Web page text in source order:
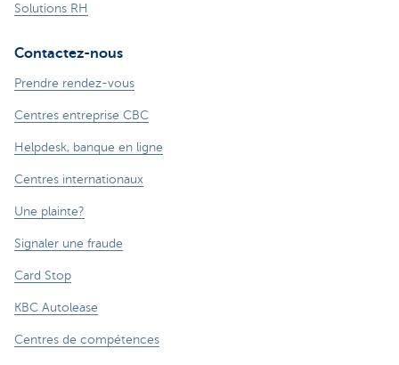
Solutions RH
Contactez-nous
Prendre rendez-vous
Centres entreprise CBC
Helpdesk, banque en ligne
Centres internationaux
Une plainte?
Signaler une fraude
Card Stop
KBC Autolease
Centres de compétences